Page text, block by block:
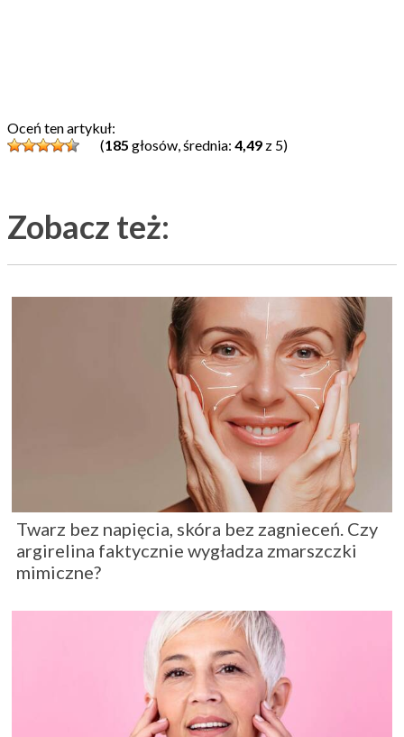
Oceń ten artykuł:
(185 głosów, średnia: 4,49 z 5)
Zobacz też:
Twarz bez napięcia, skóra bez zagnieceń. Czy
argirelina faktycznie wygładza zmarszczki
mimiczne?